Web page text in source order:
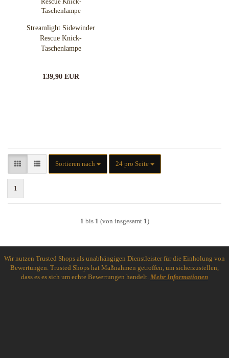
Streamlight Sidewinder
Rescue Knick-
Taschenlampe
139,90 EUR
Sortieren nach
Sortieren nach 24 pro Seite
pro Seite
1
1 bis 1 (von insgesamt 1)
Wir nutzen Trusted Shops als unabhängigen Dienstleister für die Einholung von
Bewertungen. Trusted Shops hat Maßnahmen getroffen, um sicherzustellen,
dass es es sich um echte Bewertungen handelt. Mehr Informationen